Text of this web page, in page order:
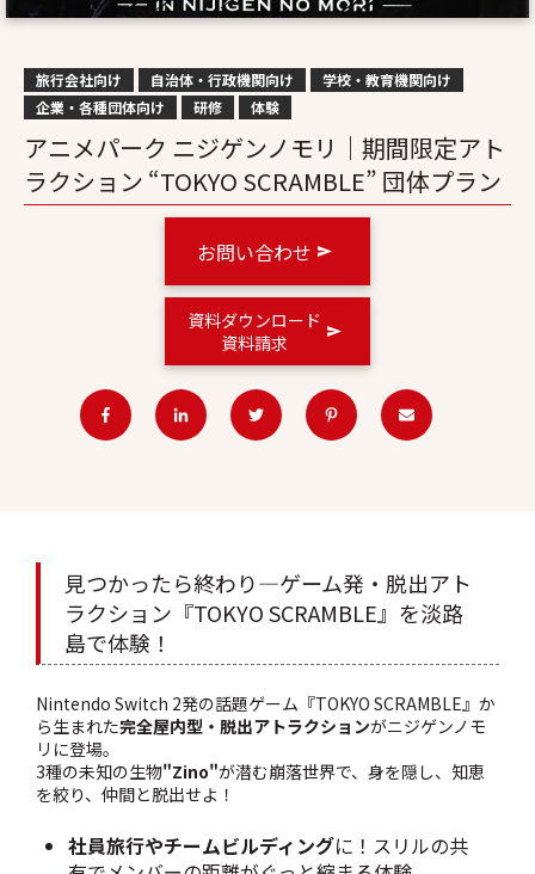
旅行会社向け 自治体・行政機関向け
学校・教育機関向け
企業・各種団体向け
研修 体験
アニメパーク ニジゲンノモリ｜期間限定アト
ラクション “TOKYO SCRAMBLE” 団体プラン
お問い合わせ
資料ダウンロード
資料請求
見つかったら終わり―ゲーム発・脱出アト
ラクション『TOKYO SCRAMBLE』を淡路
島で体験！
Nintendo Switch 2発の話題ゲーム『TOKYO SCRAMBLE』か
ら生まれた完全屋内型・脱出アトラクションがニジゲンノモ
リに登場。
3種の未知の生物"Zino"が潜む崩落世界で、身を隠し、知恵
を絞り、仲間と脱出せよ！
社員旅行やチームビルディングに！スリルの共